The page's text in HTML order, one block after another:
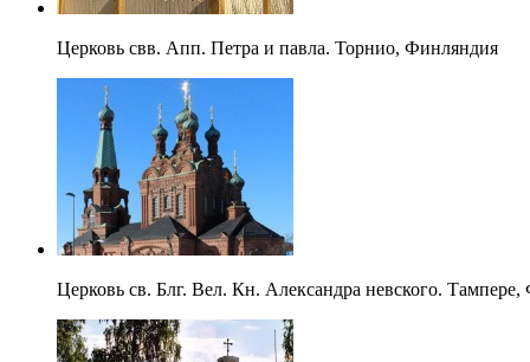
Церковь свв. Апп. Петра и павла. Торнио, Финляндия
Церковь св. Блг. Вел. Кн. Александра невского.